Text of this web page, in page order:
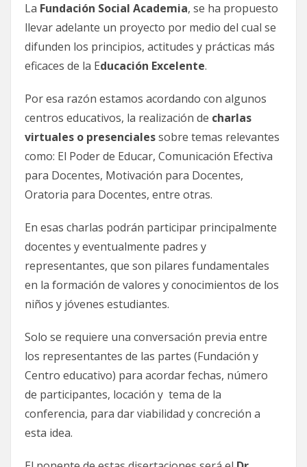
La Fundación Social Academia, se ha propuesto
llevar adelante un proyecto por medio del cual se
difunden los principios, actitudes y prácticas más
eficaces de la Educación Excelente.
Por esa razón estamos acordando con algunos
centros educativos, la realización de charlas
virtuales o presencialessobre temas relevantes
como: El Poder de Educar, Comunicación Efectiva
para Docentes, Motivación para Docentes,
Oratoria para Docentes, entre otras.
En esas charlas podrán participar principalmente
docentes y eventualmente padres y
representantes, que son pilares fundamentales
en la formación de valores y conocimientos de los
niños y jóvenes estudiantes.
Solo se requiere una conversación previa entre
los representantes de las partes (Fundación y
Centro educativo) para acordar fechas, número
de participantes, locación y tema de la
conferencia, para dar viabilidad y concreción a
esta idea.